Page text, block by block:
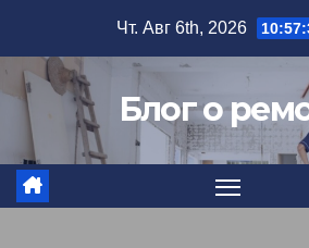
содержимому
Чт. Авг 6th, 2026
Блог о